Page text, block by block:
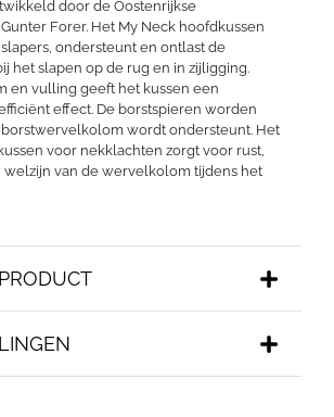
door de Oostenrijkse
Forer. Het My Neck hoofdkussen
ondersteunt en ontlast de
het slapen op de rug en in zijligging.
en vulling geeft het kussen een
effect. De borstspieren worden
wordt ondersteunt. Het
voor nekklachten zorgt voor rust,
welzijn van de wervelkolom tijdens het